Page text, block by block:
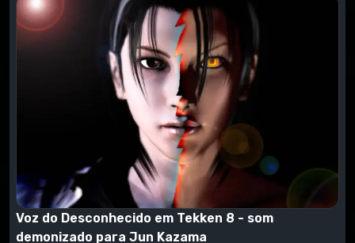
Voz do Desconhecido em Tekken 8 - som
demonizado para Jun Kazama